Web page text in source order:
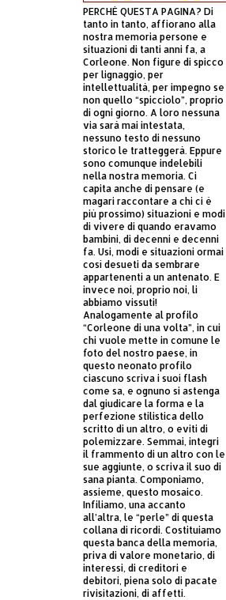
PERCHÈ QUESTA PAGINA? Di
tanto in tanto, affiorano alla
nostra memoria persone e
situazioni di tanti anni fa, a
Corleone. Non figure di spicco
per lignaggio, per
intellettualità, per impegno se
non quello “spicciolo”, proprio
di ogni giorno. A loro nessuna
via sarà mai intestata,
nessuno testo di nessuno
storico le tratteggerà. Eppure
sono comunque indelebili
nella nostra memoria. Ci
capita anche di pensare (e
magari raccontare a chi ci è
più prossimo) situazioni e modi
di vivere di quando eravamo
bambini, di decenni e decenni
fa. Usi, modi e situazioni ormai
così desueti da sembrare
appartenenti a un antenato. E
invece noi, proprio noi, li
abbiamo vissuti!
Analogamente al profilo
“Corleone di una volta”, in cui
chi vuole mette in comune le
foto del nostro paese, in
questo neonato profilo
ciascuno scriva i suoi flash
come sa, e ognuno si astenga
dal giudicare la forma e la
perfezione stilistica dello
scritto di un altro, o eviti di
polemizzare. Semmai, integri
il frammento di un altro con le
sue aggiunte, o scriva il suo di
sana pianta. Componiamo,
assieme, questo mosaico.
Infiliamo, una accanto
all’altra, le “perle” di questa
collana di ricordi. Costituiamo
questa banca della memoria,
priva di valore monetario, di
interessi, di creditori e
debitori, piena solo di pacate
rivisitazioni, di affetti.